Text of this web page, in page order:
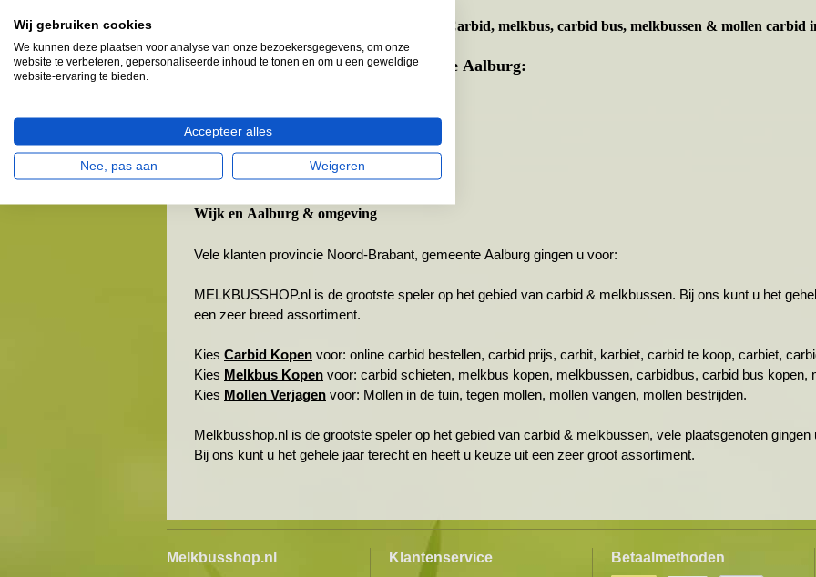
Carbid, melkbus, carbid bus, melkbussen & mollen carbid
Provincie Noord-Brabant - Gemeente Aalburg:
Drongelen
Eethen
Wijk en Aalburg & omgeving
Vele klanten provincie Noord-Brabant, gemeente Aalburg gingen u voor:
MELKBUSSHOP.nl is de grootste speler op het gebied van carbid & melkbussen. Bij ons kunt u het
een zeer breed assortiment.
Kies Carbid Kopen voor: online carbid bestellen, carbid prijs, carbit, karbiet, carbid te koop, carbiet,
Kies Melkbus Kopen voor: carbid schieten, melkbus kopen, melkbussen, carbidbus, carbid bus kopen,
Kies Mollen Verjagen voor: Mollen in de tuin, tegen mollen, mollen vangen, mollen bestrijden.
Melkbusshop.nl is de grootste speler op het gebied van carbid & melkbussen, vele plaatsgenoten
Bij ons kunt u het gehele jaar terecht en heeft u keuze uit een zeer groot assortiment.
Melkbusshop.nl Klantenservice Betaalmethoden
Wij gebruiken cookies
We kunnen deze plaatsen voor analyse van onze bezoekersgegevens, om onze
website te verbeteren, gepersonaliseerde inhoud te tonen en om u een geweldige
website-ervaring te bieden.
Accepteer alles
Nee, pas aan Weigeren